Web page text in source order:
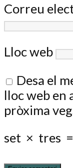
Correu
Lloc web
Desa el
lloc web en
pròxima
set × tres =